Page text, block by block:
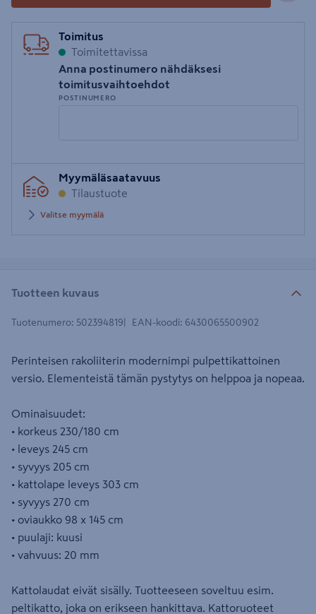
Toimitus
Toimitettavissa
Anna postinumero nähdäksesi
toimitusvaihtoehdot
POSTINUMERO
postinumero
Myymäläsaatavuus
Tilaustuote
Valitse myymälä
Tuotteen kuvaus
Tuotenumero: 502394819 EAN-koodi: 6430065500902
Perinteisen rakoliiterin modernimpi pulpettikattoinen
versio. Elementeistä tämän pystytys on helppoa ja nopeaa.
Ominaisuudet:
• korkeus 230/180 cm
• leveys 245 cm
• syvyys 205 cm
• kattolape leveys 303 cm
• syvyys 270 cm
• oviaukko 98 x 145 cm
• puulaji: kuusi
• vahvuus: 20 mm
Kattolaudat eivät sisälly. Tuotteeseen soveltuu esim.
peltikatto, joka on erikseen hankittava. Kattoruoteet